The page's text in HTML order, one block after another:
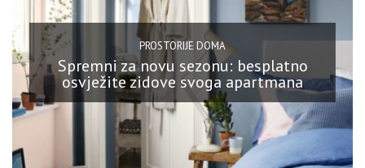
PROSTORIJE DOMA
Spremni za novu sezonu: besplatno
osvježite zidove svoga apartmana